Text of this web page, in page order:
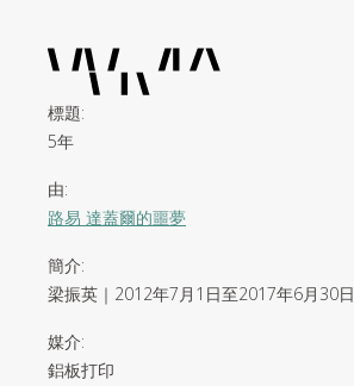
標題:
5年
由:
路易 達蓋爾的噩夢
簡介:
梁振英｜2012年7月1日至2017年6月30日
媒介:
鋁​板​​​打印